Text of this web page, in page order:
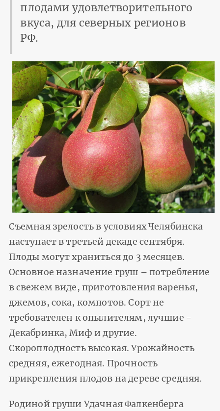
плодами удовлетворительного
вкуса, для северных регионов
РФ.
Съемная зрелость в условиях Челябинска
наступает в третьей декаде сентября.
Плоды могут храниться до 3 месяцев.
Основное назначение груш – потребление
в свежем виде, приготовления варенья,
джемов, сока, компотов. Сорт не
требователен к опылителям, лучшие -
Декабринка, Миф и другие.
Скороплодность высокая. Урожайность
средняя, ежегодная. Прочность
прикрепления плодов на дереве средняя.
Родиной груши Удачная Фалкенберга